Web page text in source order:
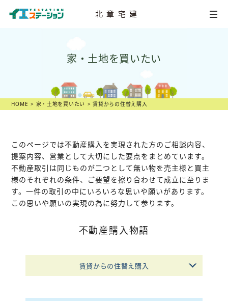
北章宅建
売却相談
不動産売却物語
不動産市況
不動産売却のヒント
会社案内
家・土地を買いたい
HOME 家・土地を買いたい 賃貸からの住替え購入
このページでは不動産購入を実現された方の ご相談内容、
提案内容、営業として大切にした要点をまとめています。
不動産取引は同じものが二つとして無い物を売主様と買主
様のそれぞれの条件、ご要望を擦り合わせて成立に至りま
す。一件の取引の中にいろいろな思いや願いがあります。
この思いや願いの実現の為に努力して参ります。
不動産購入物語
賃貸からの住替え購入